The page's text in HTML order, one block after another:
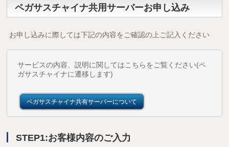
ペガサスチャイナ共用サーバーお申し込み
お申し込みに際しては下記の内容をご確認の上ご記入ください
サービスの内容、説明に関してはこちらをご覧ください(ペ
ガサスチャイナに遷移します)
ペガサスチャイナ共有サーバーについて
STEP1:お客様内容のご入力